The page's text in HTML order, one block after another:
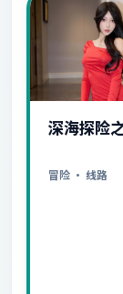
深海探险
冒险 · 线路